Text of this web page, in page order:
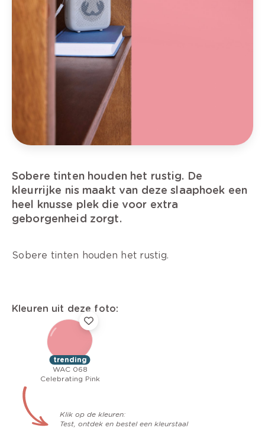
Sobere tinten houden het rustig. De
kleurrijke nis maakt van deze slaaphoek een
heel knusse plek die voor extra
geborgenheid zorgt.
Sobere tinten houden het rustig.
Kleuren uit deze foto:
trending
WAC 068
Celebrating Pink
Klik op de kleuren:
Test, ontdek en bestel een kleurstaal